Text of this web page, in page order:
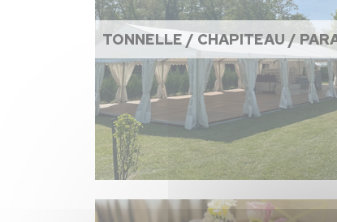
TONNELLE / CHAPITEAU /